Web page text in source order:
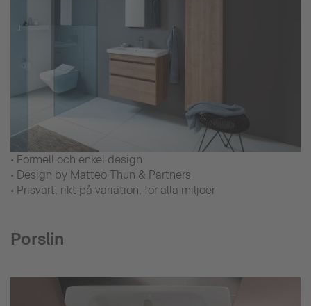
• Formell och enkel design
• Design by Matteo Thun & Partners
• Prisvärt, rikt på variation, för alla miljöer
Porslin